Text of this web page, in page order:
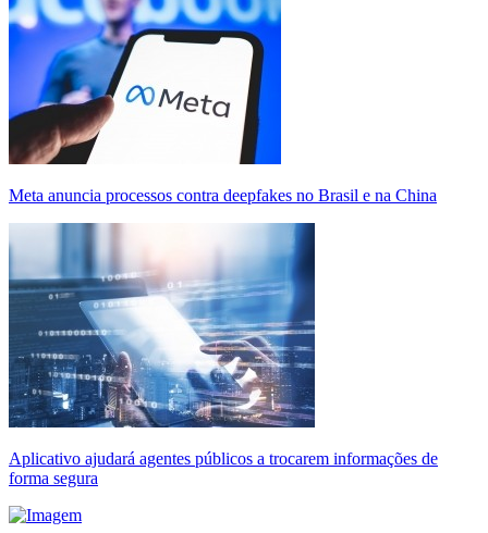
Meta anuncia processos contra deepfakes no Brasil e na China
Aplicativo ajudará agentes públicos a trocarem informações de
forma segura